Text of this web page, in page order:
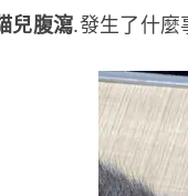
兒腹瀉.發生了什麼